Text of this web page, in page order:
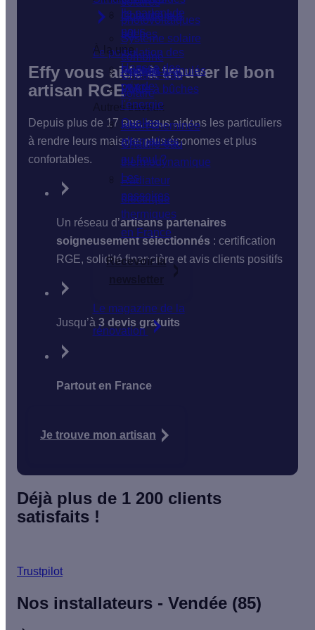
Isolation du
sol
Isolation des
fenêtres
VMC
Chaudière à
bûches
Le poêle
Poêle à granulés
Poêle à bûches
Autres travaux
Insert cheminée
Chauffe-eau
thermodynamique
Radiateur
électrique
photovoltaïques
Système solaire
combiné
Chauffe-eau
solaire
Ils parlent de
nous
À la une
Hausse des
prix de
l'énergie
Quelles
alternatives
au fioul ?
Les
passoires
thermiques
en France
Recevoir la
Le magazine de la
rénovation
Effy vous aide à trouver le bon
artisan RGE
Depuis plus de 17 ans, nous aidons les particuliers
à rendre leurs maisons plus économes et plus
confortables.
Un réseau d’artisans partenaires
soigneusement sélectionnés : certification
RGE, solidité financière et avis clients positifs
Jusqu’à 3 devis gratuits
Partout en France
Je trouve mon artisan
Déjà plus de 1 200 clients
satisfaits !
Trustpilot
Nos installateurs - Vendée (85)